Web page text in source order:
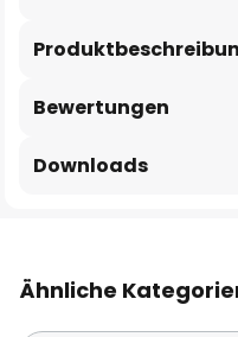
Bewertungen
Downloads
Ähnliche